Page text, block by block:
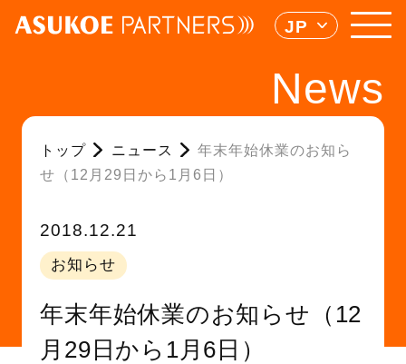
JP
News
トップ ニュース
年末年始休業のお知ら
せ（12月29日から1月6日）
2018.12.21
お知らせ
年末年始休業のお知らせ（12
月29日から1月6日）